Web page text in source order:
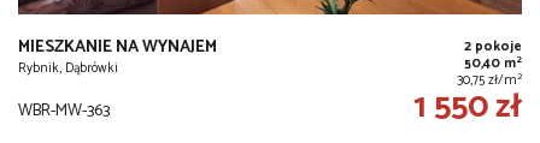
MIESZKANIE NA WYNAJEM
Rybnik, Dąbrówki
2 pokoje
50,40 m2
30,75 zł/m2
WBR-MW-363 1 550 zł